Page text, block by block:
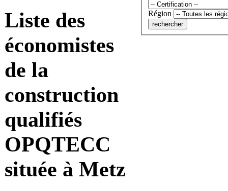
Liste des
économistes
de la
construction
qualifiés
OPQTECC
située à Metz
Région